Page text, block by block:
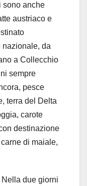
sono anche
austriaco e
nazionale, da
a Collecchio
sempre
pesce
terra del Delta
carote
destinazione
di maiale,
due giorni